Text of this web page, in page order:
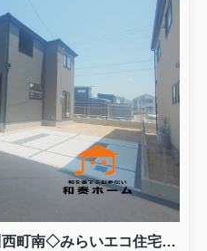
デン高松市香川町第八・
丸亀市三条町第三の販売
なりました！どの物件も
宅補助金７５万円対象の
良住宅です(^^♪キッチン
ファミリークロ...
になりました！
ーデン高松市国分寺町国分
棟の内覧が可能になりま
らの棟もみらいエコ住宅
宅ですパントリーやランド
リーブルガーデン丸亀市川西町南◇みらいエコ住宅補助金対象のお得な長期優良住宅です。 ４号棟